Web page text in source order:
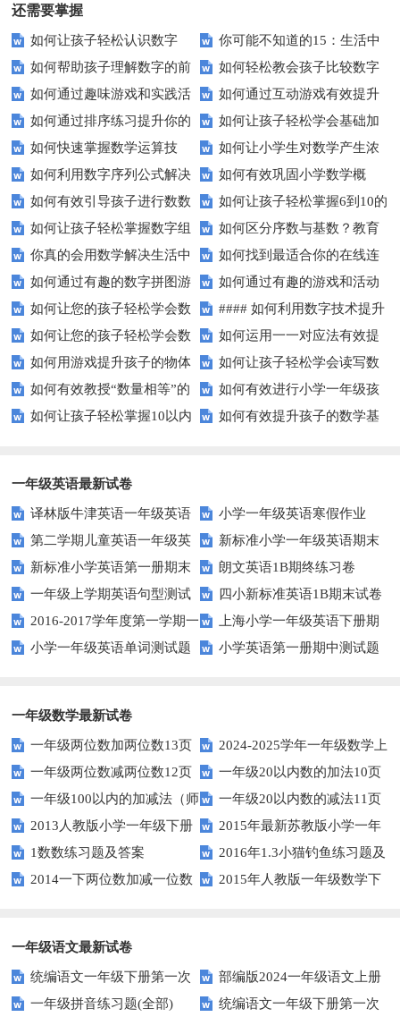
还需要掌握
如何让孩子轻松认识数字
15？这些方法太实用了！
你可能不知道的15：生活中
隐藏的数学秘密？
如何帮助孩子理解数字的前
后顺序？
如何轻松教会孩子比较数字
大小？这些建议或许有帮助！
如何通过趣味游戏和实践活
动让孩子轻松掌握数字顺序？
如何通过互动游戏有效提升
孩子的数字识别能力？
如何通过排序练习提升你的
逻辑思维能力？
如何让孩子轻松学会基础加
减法？家长必看的实用技巧！
如何快速掌握数学运算技
巧？四则运算实战指南
如何让小学生对数学产生浓
厚兴趣？趣味数学活动大揭秘！
如何利用数字序列公式解决
复杂数学问题？
如何有效巩固小学数学概
念？
如何有效引导孩子进行数数
练习？家长必看的五大技巧
如何让孩子轻松掌握6到10的
数字读写？
如何让孩子轻松掌握数字组
成的奥秘？
如何区分序数与基数？教育
中这些知识点要知道！
你真的会用数学解决生活中
的难题吗？
如何找到最适合你的在线连
线游戏？
如何通过有趣的数字拼图游
戏提升孩子的数学能力？
如何通过有趣的游戏和活动
提升孩子的数字顺序技能？
如何让您的孩子轻松学会数
字大小比较？
#### 如何利用数字技术提升
在线学习效果？
如何让您的孩子轻松学会数
字大小比较？
如何运用一一对应法有效提
升学习效率？
如何用游戏提升孩子的物体
数量比较能力？
如何让孩子轻松学会读写数
字？试试这些有趣的方法！
如何有效教授“数量相等”的
概念？——提升孩子的数学思维
如何有效进行小学一年级孩
子的数学练习？
如何让孩子轻松掌握10以内
如何有效提升孩子的数学基
一年级英语最新试卷
译林版牛津英语一年级英语
1AB测试卷
小学一年级英语寒假作业
第二学期儿童英语一年级英
语期末试卷
新标准小学一年级英语期末
质量检测题
新标准小学英语第一册期末
测试题
朗文英语1B期终练习卷
一年级上学期英语句型测试
题
四小新标准英语1B期末试卷
2016-2017学年度第一学期一
起一年级英语期中试卷
上海小学一年级英语下册期
中试卷
小学一年级英语单词测试题 小学英语第一册期中测试题
一年级数学最新试卷
一年级两位数加两位数13页
2024-2025学年一年级数学上
册期末素养测评卷（考试版A4
人教版）
一年级两位数减两位数12页
一年级20以内数的加法10页
一年级100以内的加减法（师
版）
一年级20以内数的减法11页
2013人教版小学一年级下册
第三单元整理与复习（一）练习
题
2015年最新苏教版小学一年
级数学下册第一次月考试卷
1数数练习题及答案
2016年1.3小猫钓鱼练习题及
答案
2014一下两位数加减一位数
2015年人教版一年级数学下
一年级语文最新试卷
统编语文一年级下册第一次
月考测试题7
部编版2024一年级语文上册
第一单元检测卷
一年级拼音练习题(全部) 统编语文一年级下册第一次